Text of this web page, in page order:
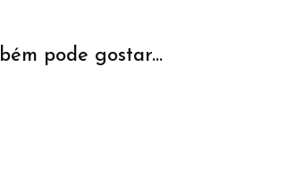
pode gostar...